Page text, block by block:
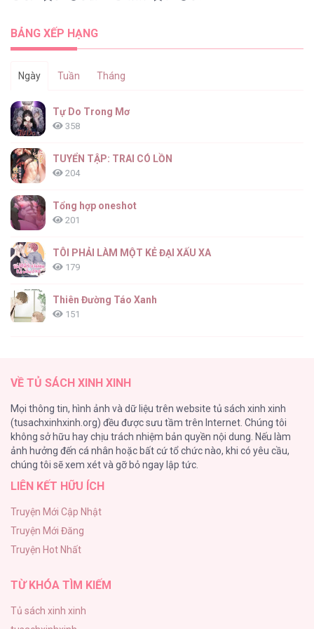
Nhân [...] – Chap 5
Nhân [...] – Chap 4
Nhân [...] – Chap 3
Nhân [...] – Chap 2
Nỗi Ám Ảnh Dành Cho Công Tước Phu
Nhân [...] – Chap 1
BẢNG XẾP HẠNG
Ngày Tuần Tháng
Tự Do Trong Mơ
358
TUYỂN TẬP: TRAI CÓ LỒN
204
Tổng hợp oneshot
201
TÔI PHẢI LÀM MỘT KẺ ĐẠI XẤU XA
179
Thiên Đường Táo Xanh
151
140
Phạm Luật
123
Làm vị cứu tinh thật dễ dàng
|END| Định Tên Mối Quan Hệ
109
VỀ TỦ SÁCH XINH XINH
Mọi thông tin, hình ảnh và dữ liệu trên website tủ sách xinh xinh
(tusachxinhxinh.org) đều được sưu tầm trên Internet. Chúng tôi
không sở hữu hay chịu trách nhiệm bản quyền nội dung. Nếu làm
ảnh hưởng đến cá nhân hoặc bất cứ tổ chức nào, khi có yêu cầu,
chúng tôi sẽ xem xét và gỡ bỏ ngay lập tức.
LIÊN KẾT HỮU ÍCH
Truyện Mới Cập Nhật
Truyện Mới Đăng
Truyện Hot Nhất
TỪ KHÓA TÌM KIẾM
Tủ sách xinh xinh